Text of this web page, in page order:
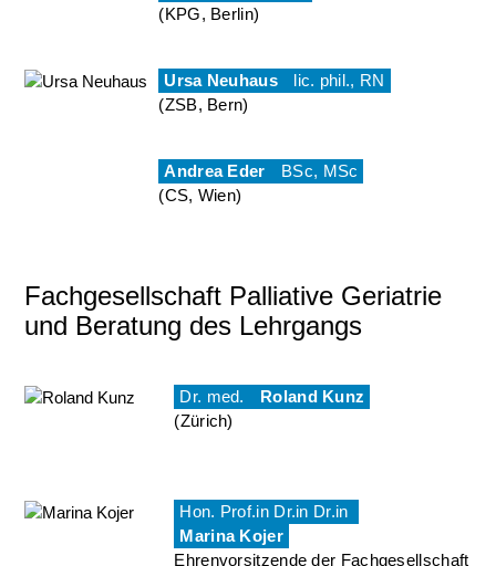
(KPG, Berlin)
Ursa Neuhaus
lic. phil., RN
(ZSB, Bern)
Andrea Eder
BSc, MSc
(CS, Wien)
Fachgesellschaft Palliative Geriatrie
und Beratung des Lehrgangs
Dr. med.
Roland Kunz
(Zürich)
Hon. Prof.in Dr.in Dr.in
Marina Kojer
Ehrenvorsitzende der Fachgesellschaft